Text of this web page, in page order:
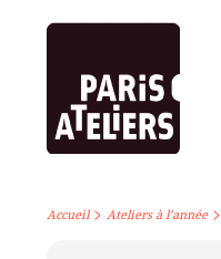
Accueil> Ateliers à l’année>